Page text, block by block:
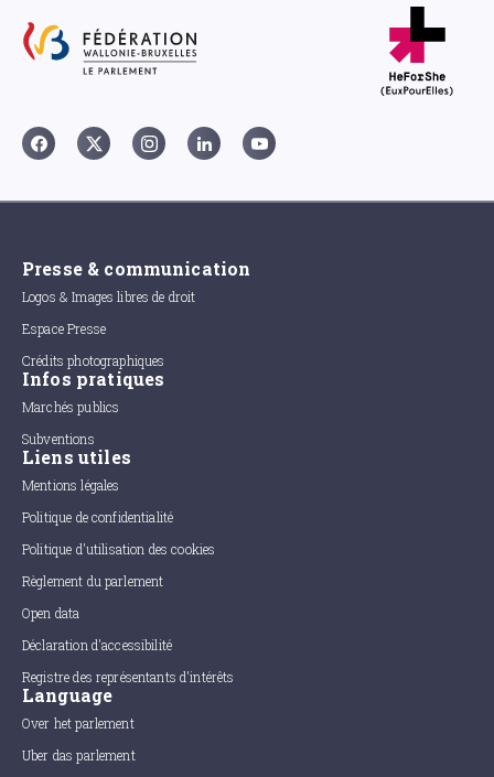
Presse & communication
Logos & Images libres de droit
Espace Presse
Crédits photographiques
Infos pratiques
Marchés publics
Subventions
Liens utiles
Mentions légales
Politique de confidentialité
Politique d'utilisation des cookies
Règlement du parlement
Open data
Déclaration d'accessibilité
Registre des représentants d'intérêts
Language
Over het parlement
Uber das parlement